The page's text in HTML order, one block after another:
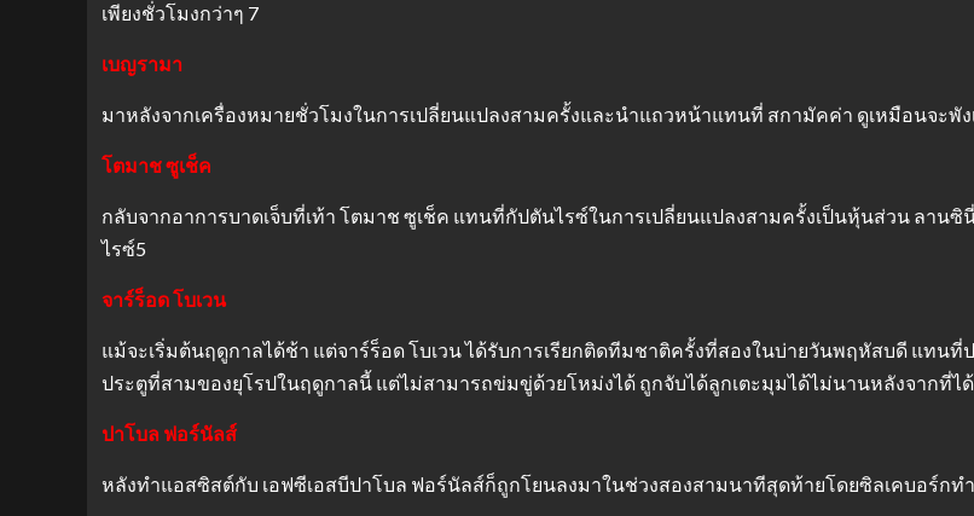
เพียงชั่วโมงกว่าๆ 7
เบญรามา
มาหลังจากเครื่องหมายชั่วโมงในการเปลี่ยนแปลงสามครั้งและนำแถวหน้าแทนที่ สกามัคค่า ดูเหมือนจะพั
โตมาช ซูเช็ค
กลับจากอาการบาดเจ็บที่เท้า โตมาช ซูเช็ค แทนที่กัปตันไรซ์ในการเปลี่ยนแปลงสามครั้งเป็นหุ้นส่วน ลาน
ไรซ์5
จาร์ร็อด โบเวน
แม้จะเริ่มต้นฤดูกาลได้ช้า แต่จาร์ร็อด โบเวน ได้รับการเรียกติดทีมชาติครั้งที่สองในบ่ายวันพฤหัสบดี แทน
ประตูที่สามของยุโรปในฤดูกาลนี้ แต่ไม่สามารถข่มขู่ด้วยโหม่งได้ ถูกจับได้ลูกเตะมุมได้ไม่นานหลังจากที่
ปาโบล ฟอร์นัลส์
หลังทำแอสซิสต์กับ เอฟซีเอสบีปาโบล ฟอร์นัลส์ก็ถูกโยนลงมาในช่วงสองสามนาทีสุดท้ายโดยซิลเคบอร์กท